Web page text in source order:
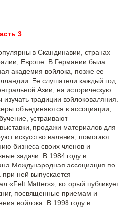
3
в Скандинавии, странах
Европе. В Германии была
академия войлока, позже ее
Ее слушатели каждый год
Азии, на историческую
традиции войлоковаляния.
объединяются в ассоциации,
устраивают
продажи материалов для
искусство валяния, помогают
бизнеса своих членов и
задачи. В 1984 году в
Международная ассоциация по
ней выпускается
«Felt Matters», который публикует
посвященные приемам и
войлока. В 1998 году в